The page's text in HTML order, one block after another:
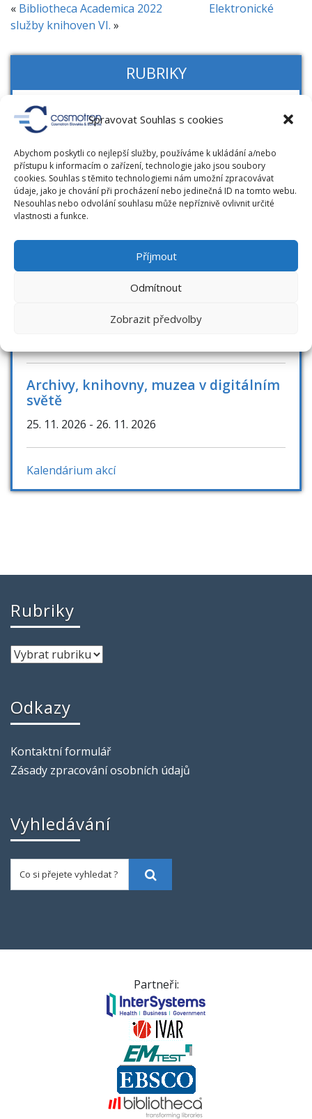
Spravovat Souhlas s cookies
Abychom poskytli co nejlepší služby, používáme k ukládání a/nebo
přístupu k informacím o zařízení, technologie jako jsou soubory
cookies. Souhlas s těmito technologiemi nám umožní zpracovávat
údaje, jako je chování při procházení nebo jedinečná ID na tomto webu.
Nesouhlas nebo odvolání souhlasu může nepříznivě ovlivnit určité
vlastnosti a funkce.
Příjmout
Odmítnout
Zobrazit předvolby
« Bibliotheca Academica 2022
Elektronické
služby knihoven VI. »
RUBRIKY
Novinky
RFID novinky
AKCE / KONFERENCE
Knihovny současnosti 2026
8. 9. 2026- 10. 9. 2026
Bibliotheca academica
Archivy, knihovny, muzea v digitálním
světě
25. 11. 2026 - 26. 11. 2026
Kalendárium akcí
Rubriky
Odkazy
Kontaktní formulář
Zásady zpracování osobních údajů
Vyhledávání
Partneři: